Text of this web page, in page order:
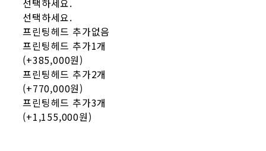
선택하세요.
프린팅헤드 추가없음
프린팅헤드 추가1개
(+385,000원)
프린팅헤드 추가2개
(+770,000원)
프린팅헤드 추가3개
(+1,155,000원)